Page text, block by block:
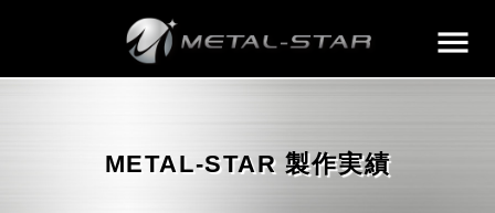
METAL-STAR 製作実績